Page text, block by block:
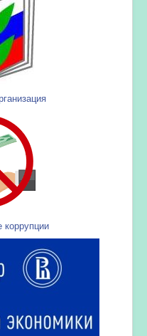
коррупции